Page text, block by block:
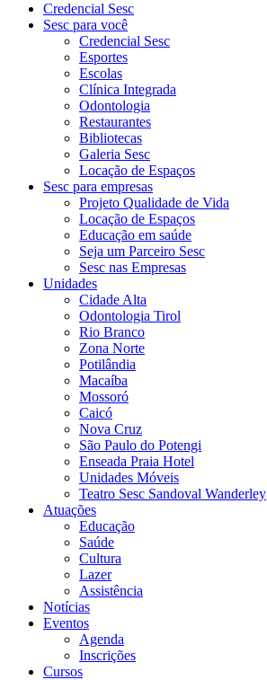
Credencial Sesc
Sesc para você
Credencial Sesc
Esportes
Escolas
Clínica Integrada
Odontologia
Restaurantes
Bibliotecas
Galeria Sesc
Locação de Espaços
Sesc para empresas
Projeto Qualidade de Vida
Locação de Espaços
Educação em saúde
Seja um Parceiro Sesc
Sesc nas Empresas
Unidades
Cidade Alta
Odontologia Tirol
Rio Branco
Zona Norte
Potilândia
Macaíba
Mossoró
Caicó
Nova Cruz
São Paulo do Potengi
Enseada Praia Hotel
Unidades Móveis
Teatro Sesc Sandoval Wanderley
Atuações
Educação
Saúde
Cultura
Lazer
Assistência
Notícias
Eventos
Agenda
Inscrições
Cursos